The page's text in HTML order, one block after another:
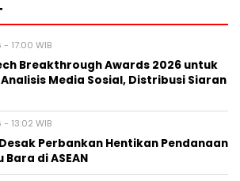
17:00 WIB
Breakthrough Awards 2026 untuk
Media Sosial, Distribusi Siaran
13:02 WIB
Perbankan Hentikan Pendanaan
di ASEAN